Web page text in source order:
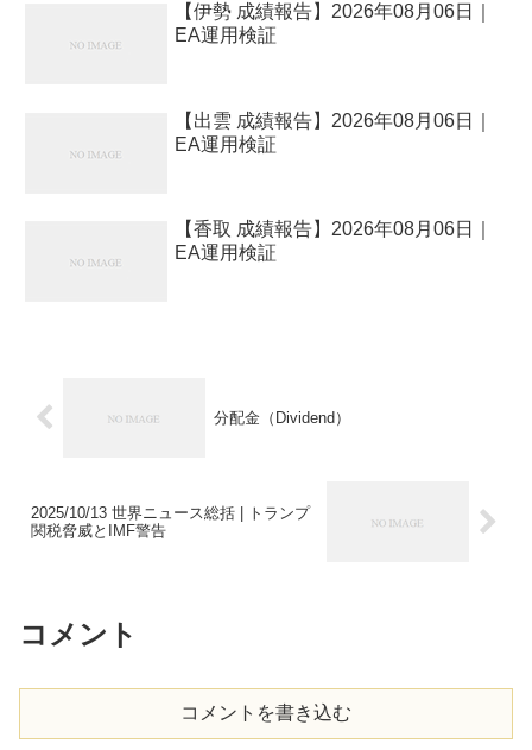
【伊勢 成績報告】2026年08月06日｜
EA運用検証
【出雲 成績報告】2026年08月06日｜
EA運用検証
【香取 成績報告】2026年08月06日｜
EA運用検証
分配金（Dividend）
2025/10/13 世界ニュース総括 | トランプ
関税脅威とIMF警告
コメント
コメントを書き込む